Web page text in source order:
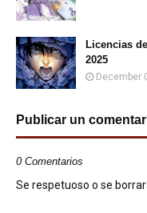
Licencias
2025
December
Publicar un
0 Comentarios
Se respetuoso o se